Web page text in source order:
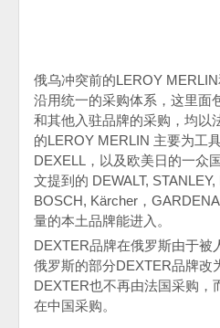
俄乌冲突前的LEROY MERLIN
沿用统一的采购体系，这里面
和其他入驻品牌的采购，均以
的LEROY MERLIN 主要为工
DEXELL，以及欧美日的一众
文提到的 DEWALT,
BOSCH, Kärcher ， GARDENA
量的本土品牌能进入。
DEXTER品牌在俄罗斯由于被
俄罗斯的部分DEXTER品牌改
DEXTER也不再由法国采购，
在中国采购。